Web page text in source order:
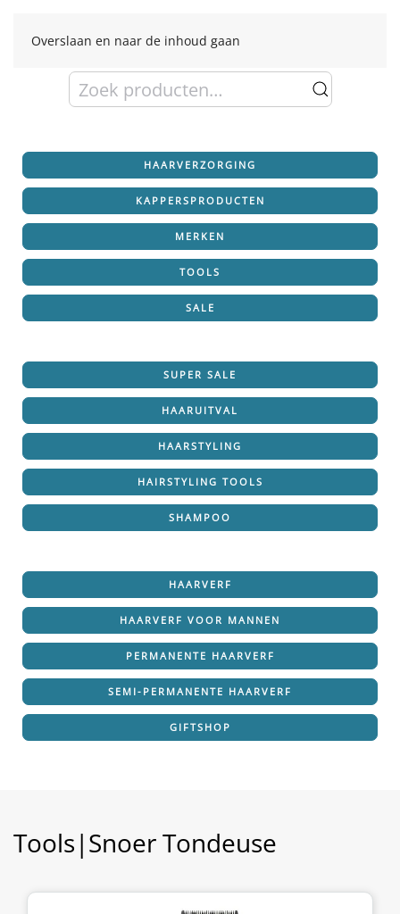
Overslaan en naar de inhoud gaan
Zoeken
naar:
HAARVERZORGING
KAPPERSPRODUCTEN
MERKEN
TOOLS
SALE
SUPER SALE
HAARUITVAL
HAARSTYLING
HAIRSTYLING TOOLS
SHAMPOO
HAARVERF
HAARVERF VOOR MANNEN
PERMANENTE HAARVERF
SEMI-PERMANENTE HAARVERF
GIFTSHOP
Tools|Snoer Tondeuse